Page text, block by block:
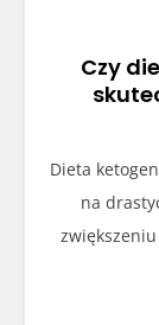
Czy
Dieta
na
zwiększeniu